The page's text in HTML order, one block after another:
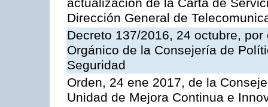
actualización de la Carta de
Dirección General de
Decreto 137/2016, 24 octubre,
Orgánico de la Consejería de
Seguridad
Orden, 24 ene 2017, de la
Unidad de Mejora Continua e